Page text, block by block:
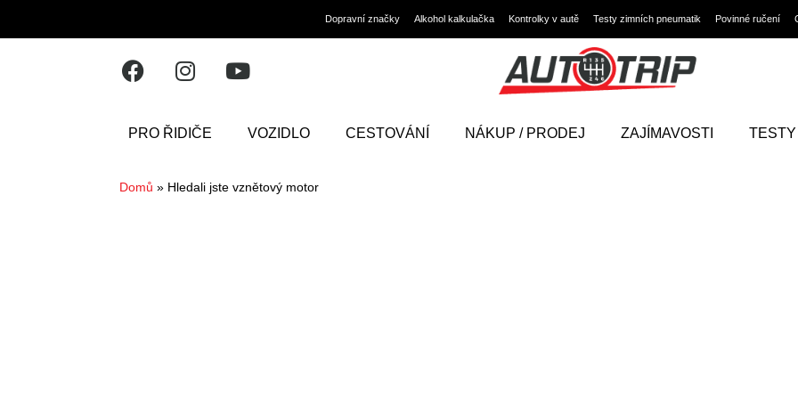
Dopravní značky Alkohol kalkulačka Kontrolky v autě Testy zimních pneumatik Povinné ručení
PRO ŘIDIČE VOZIDLO CESTOVÁNÍ NÁKUP / PRODEJ ZAJÍMAVOSTI TESTY
Domů » Hledali jste vznětový motor